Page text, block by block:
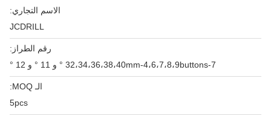
الاسم التجاري:
JCDRILL
رقم الطراز:
32،34،36،38،40mm-4،6،7،8،9buttons-7 ° و 11 ° و 12 °
الـ MOQ:
5pcs